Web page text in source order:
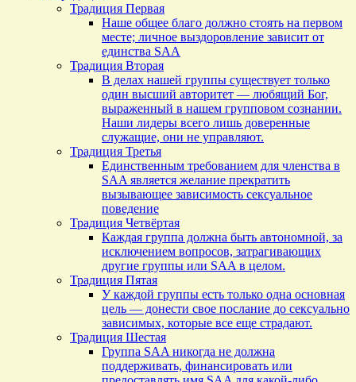
Традиция Первая
Наше общее благо должно стоять на первом
месте; личное выздоровление зависит от
единства SAA
Традиция Вторая
В делах нашей группы существует только
один высший авторитет — любящий Бог,
выраженный в нашем групповом сознании.
Наши лидеры всего лишь доверенные
служащие, они не управляют.
Традиция Третья
Единственным требованием для членства в
SAA является желание прекратить
вызывающее зависимость сексуальное
поведение
Традиция Четвёртая
Каждая группа должна быть автономной, за
исключением вопросов, затрагивающих
другие группы или SAA в целом.
Традиция Пятая
У каждой группы есть только одна основная
цель — донести свое послание до сексуально
зависимых, которые все еще страдают.
Традиция Шестая
Группа SAA никогда не должна
поддерживать, финансировать или